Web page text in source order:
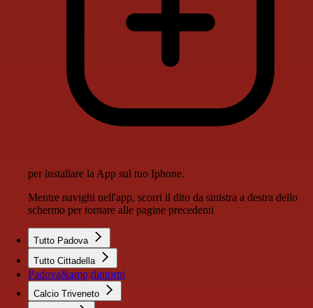
per installare la App sul tuo Iphone.
Mentre navighi nell'app, scorri il dito da sinistra a destra dello
schermo per tornare alle pagine precedenti
Tutto Padova
Tutto Cittadella
Padova&amp;dintorni
Calcio Triveneto